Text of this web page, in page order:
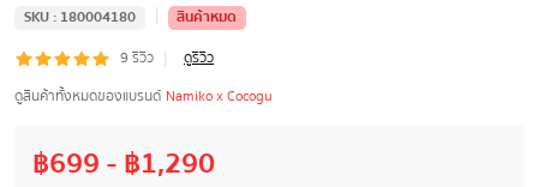
SKU : 180004180 |
สินค้าหมด
9 รีวิว |
ดูรีวิว
ดูสินค้าทั้งหมดของแบรนด์ Namiko x Cocogu
฿699- ฿1,290